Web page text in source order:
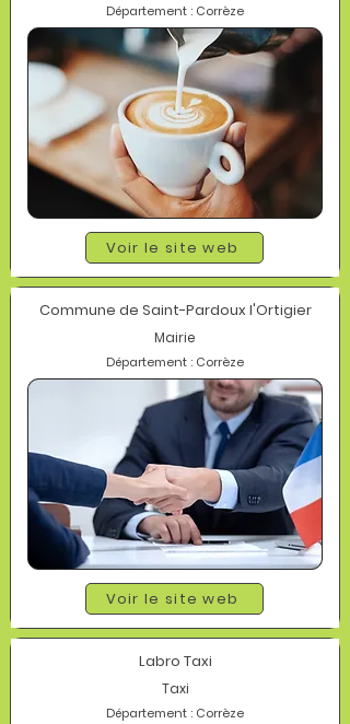
Département : Corrèze
Voir le site web
Commune de Saint-Pardoux l'Ortigier
Mairie
Département : Corrèze
Voir le site web
Labro Taxi
Taxi
Département : Corrèze